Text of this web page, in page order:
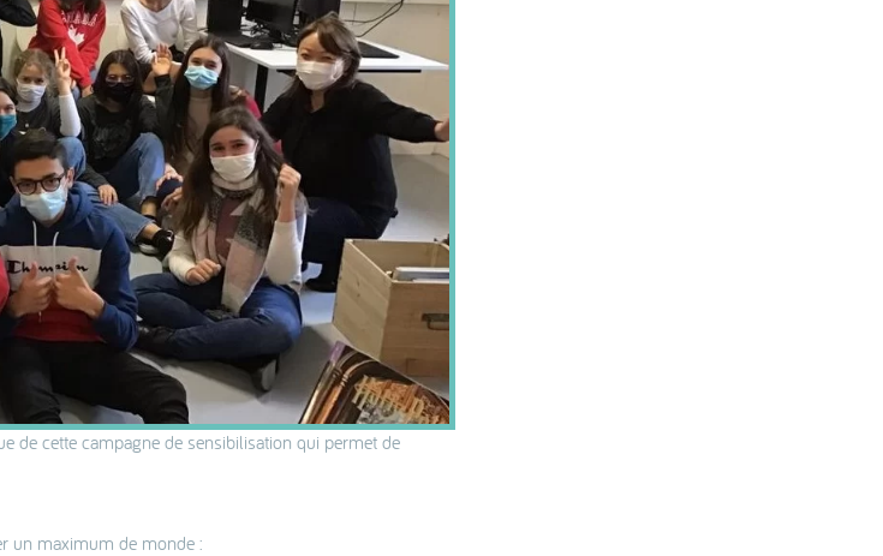
de cette campagne de sensibilisation qui permet de
un maximum de monde :